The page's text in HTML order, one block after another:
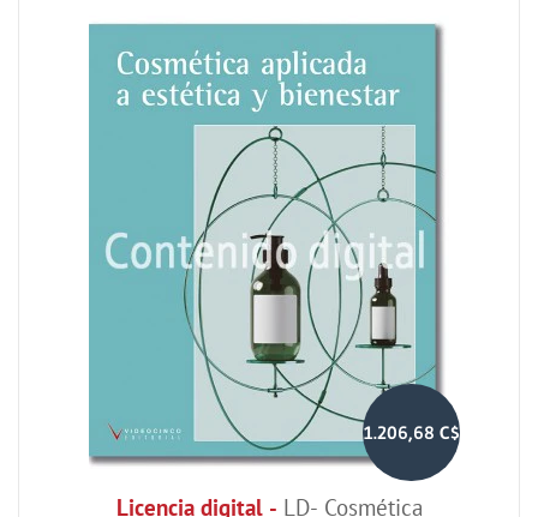
1.206,68 C$
Licencia digital - LD- Cosmética